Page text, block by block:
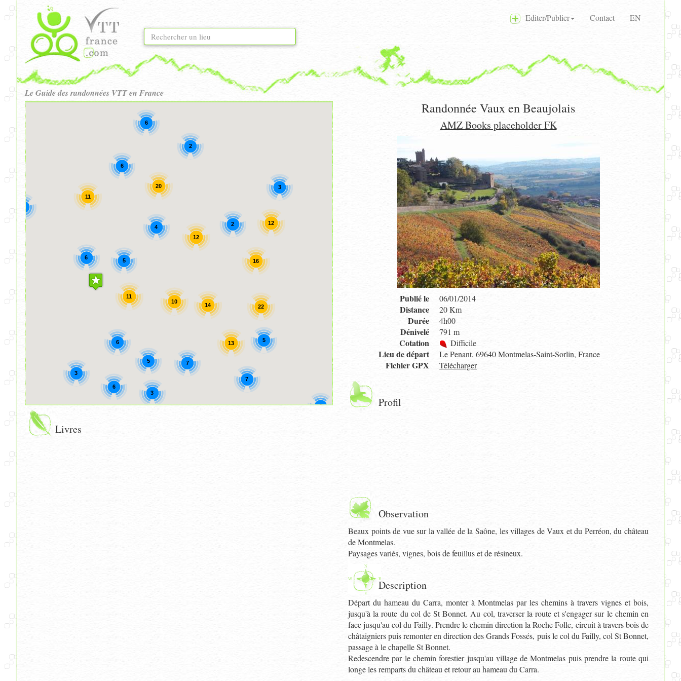
Editer/Publier Contact EN
Le Guide des randonnées VTT en France
20
22
6
16
12
12
10
6
6
7
11
7
13
3
14
6
3
11
2
5
5
3
5
4
6
2
2
Livres
Randonnée Vaux en Beaujolais
AMZ Books placeholder FK
Publié le 06/01/2014
Distance 20 Km
Durée 4h00
Dénivelé 791 m
Cotation Difficile
Lieu de départ Le Penant, 69640 Montmelas-Saint-Sorlin, France
Fichier GPX Télécharger
Profil
Observation
Beaux points de vue sur la vallée de la Saône, les villages de Vaux et du Perréon, du château
de Montmelas.
Paysages variés, vignes, bois de feuillus et de résineux.
Description
Départ du hameau du Carra, monter à Montmelas par les chemins à travers vignes et bois,
jusqu'à la route du col de St Bonnet. Au col, traverser la route et s'engager sur le chemin en
face jusqu'au col du Failly. Prendre le chemin direction la Roche Folle, circuit à travers bois de
châtaigniers puis remonter en direction des Grands Fossés, puis le col du Failly, col St Bonnet,
passage à le chapelle St Bonnet.
Redescendre par le chemin forestier jusqu'au village de Montmelas puis prendre la route qui
longe les remparts du château et retour au hameau du Carra.